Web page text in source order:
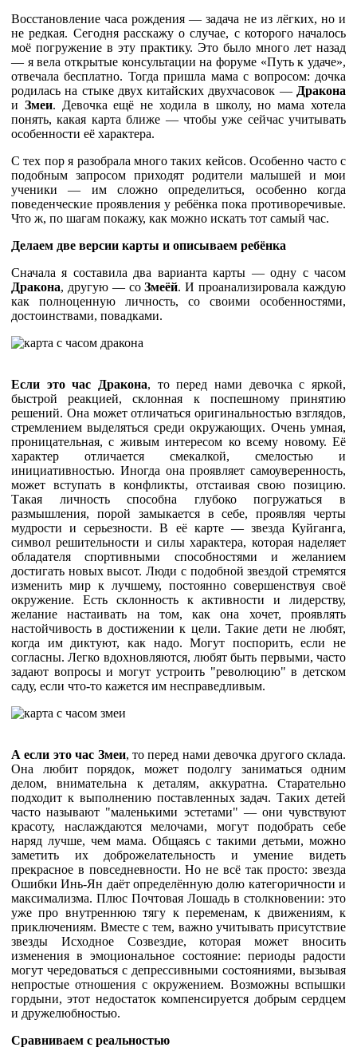
Восстановление часа рождения — задача не из лёгких, но и
не редкая. Сегодня расскажу о случае, с которого началось
моё погружение в эту практику. Это было много лет назад
— я вела открытые консультации на форуме «Путь к удаче»,
отвечала бесплатно. Тогда пришла мама с вопросом: дочка
родилась на стыке двух китайских двухчасовок — Дракона
и Змеи. Девочка ещё не ходила в школу, но мама хотела
понять, какая карта ближе — чтобы уже сейчас учитывать
особенности её характера.
С тех пор я разобрала много таких кейсов. Особенно часто с
подобным запросом приходят родители малышей и мои
ученики — им сложно определиться, особенно когда
поведенческие проявления у ребёнка пока противоречивые.
Что ж, по шагам покажу, как можно искать тот самый час.
Делаем две версии карты и описываем ребёнка
Сначала я составила два варианта карты — одну с часом
Дракона, другую — соЗмеёй. И проанализировала каждую
как полноценную личность, со своими особенностями,
достоинствами, повадками.
Если это час Дракона, то перед нами девочка с яркой,
быстрой реакцией, склонная к поспешному принятию
решений. Она может отличаться оригинальностью взглядов,
стремлением выделяться среди окружающих. Очень умная,
проницательная, с живым интересом ко всему новому. Её
характер отличается смекалкой, смелостью и
инициативностью. Иногда она проявляет самоуверенность,
может вступать в конфликты, отстаивая свою позицию.
Такая личность способна глубоко погружаться в
размышления, порой замыкается в себе, проявляя черты
мудрости и серьезности. В её карте — звезда Куйганга,
символ решительности и силы характера, которая наделяет
обладателя спортивными способностями и желанием
достигать новых высот. Люди с подобной звездой стремятся
изменить мир к лучшему, постоянно совершенствуя своё
окружение. Есть склонность к активности и лидерству,
желание настаивать на том, как она хочет, проявлять
настойчивость в достижении к цели. Такие дети не любят,
когда им диктуют, как надо. Могут поспорить, если не
согласны. Легко вдохновляются, любят быть первыми, часто
задают вопросы и могут устроить "революцию" в детском
саду, если что-то кажется им несправедливым.
А если это час Змеи, то перед нами девочка другого склада.
Она любит порядок, может подолгу заниматься одним
делом, внимательна к деталям, аккуратна. Старательно
подходит к выполнению поставленных задач. Таких детей
часто называют "маленькими эстетами" — они чувствуют
красоту, наслаждаются мелочами, могут подобрать себе
наряд лучше, чем мама. Общаясь с такими детьми, можно
заметить их доброжелательность и умение видеть
прекрасное в повседневности. Но не всё так просто: звезда
Ошибки Инь-Ян даёт определённую долю категоричности и
максимализма. Плюс Почтовая Лошадь в столкновении: это
уже про внутреннюю тягу к переменам, к движениям, к
приключениям. Вместе с тем, важно учитывать присутствие
звезды Исходное Созвездие, которая может вносить
изменения в эмоциональное состояние: периоды радости
могут чередоваться с депрессивными состояниями, вызывая
непростые отношения с окружением. Возможны вспышки
гордыни, этот недостаток компенсируется добрым сердцем
и дружелюбностью.
Сравниваем с реальностью